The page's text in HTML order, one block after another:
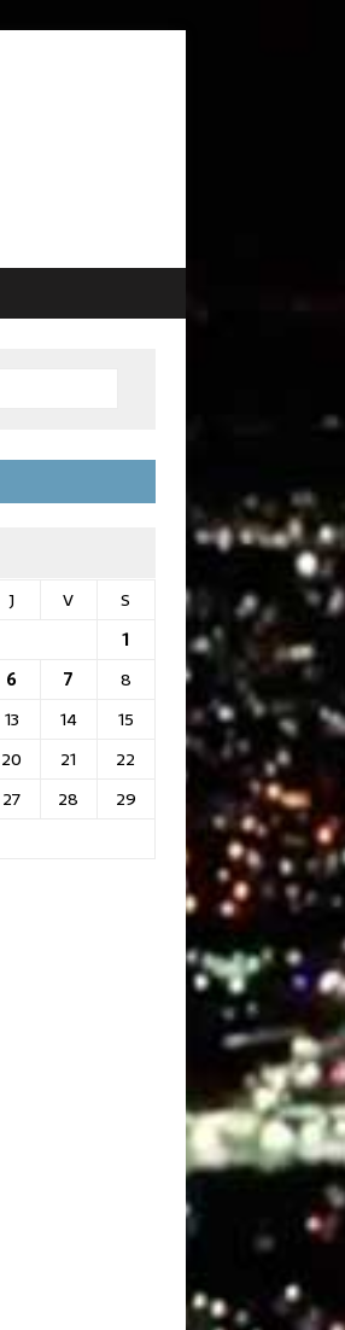
J V
S
1
6 7
8
13 14
15
20 21
22
27 28
29